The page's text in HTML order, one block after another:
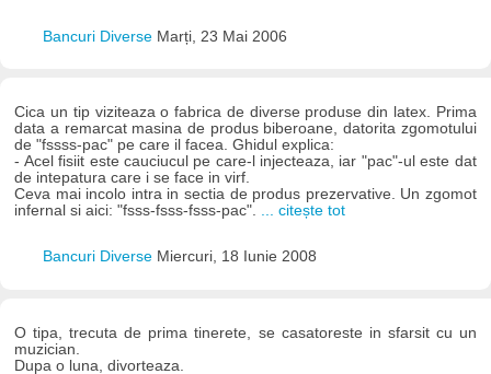
Bancuri Diverse Marți, 23 Mai 2006
Cica un tip viziteaza o fabrica de diverse produse din latex. Prima
data a remarcat masina de produs biberoane, datorita zgomotului
de "fssss-pac" pe care il facea. Ghidul explica:
- Acel fisiit este cauciucul pe care-l injecteaza, iar "pac"-ul este dat
de intepatura care i se face in virf.
Ceva mai incolo intra in sectia de produs prezervative. Un zgomot
infernal si aici: "fsss-fsss-fsss-pac". ... citește tot
Bancuri Diverse Miercuri, 18 Iunie 2008
O tipa, trecuta de prima tinerete, se casatoreste in sfarsit cu un
muzician.
Dupa o luna, divorteaza.